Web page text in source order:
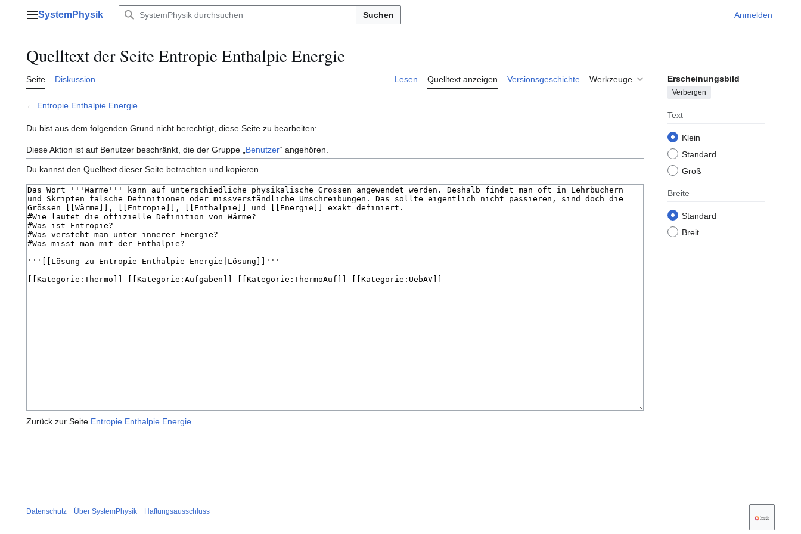
Hauptmenü
SystemPhysik Suchen Anmelden
Quelltext der Seite Entropie Enthalpie Energie
Seite Diskussion Lesen Quelltext anzeigen Versionsgeschichte Werkzeuge Erscheinungsbild
Verbergen
Text
Klein
Standard
Groß
Breite
Standard
Breit
← Entropie Enthalpie Energie
Du bist aus dem folgenden Grund nicht berechtigt, diese Seite zu bearbeiten:
Diese Aktion ist auf Benutzer beschränkt, die der Gruppe „ Benutzer“ angehören.
Du kannst den Quelltext dieser Seite betrachten und kopieren.
Zurück zur Seite Entropie Enthalpie Energie
Datenschutz Über SystemPhysik Haftungsausschluss